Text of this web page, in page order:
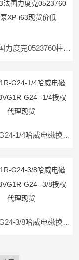
XPi63法国力度克0523760柱塞泵XP-i63现货价低
BVG1R-G24-1/4哈威电磁换向阀BVG1R-G24--1/4授权代理现货
BVG1R-G24-3/8哈威电磁换向阀BVG1R-G24--3/8授权代理现货